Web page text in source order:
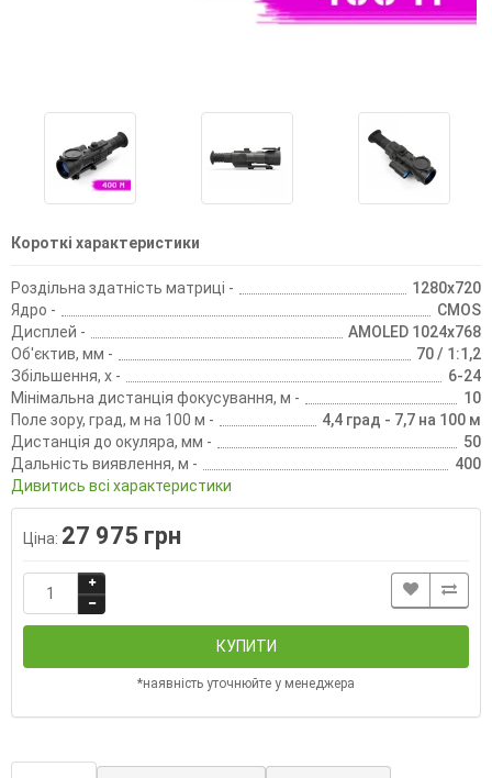
Короткі характеристики
Роздільна здатність матриці -
1280x720
Ядро -
CMOS
Дисплей -
AMOLED 1024x768
Об'єктив, мм -
70 / 1:1,2
Збільшення, х -
6-24
Мінімальна дистанція фокусування, м -
10
Поле зору, град, м на 100 м -
4,4 град - 7,7 на 100 м
Дистанція до окуляра, мм -
50
Дальність виявлення, м -
400
Дивитись всі характеристики
Ціна: 27 975 грн
КУПИТИ
*наявність уточнюйте у менеджера